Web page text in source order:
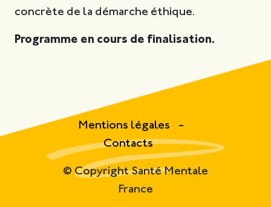
concrète de la démarche éthique.
Programme en cours de finalisation.
Mentions légales
Contacts
© Copyright Santé Mentale
France